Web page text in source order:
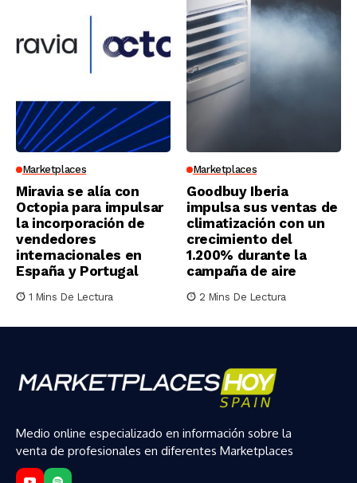
Marketplaces
Miravia se alía con
Octopia para impulsar
la incorporación de
vendedores
internacionales en
España y Portugal
1 Mins De Lectura
Marketplaces
Goodbuy Iberia
impulsa sus ventas de
climatización con un
crecimiento del
1.200% durante la
campaña de aire
2 Mins De Lectura
Medio online especializado en información sobre la
venta de profesionales en diferentes Marketplaces